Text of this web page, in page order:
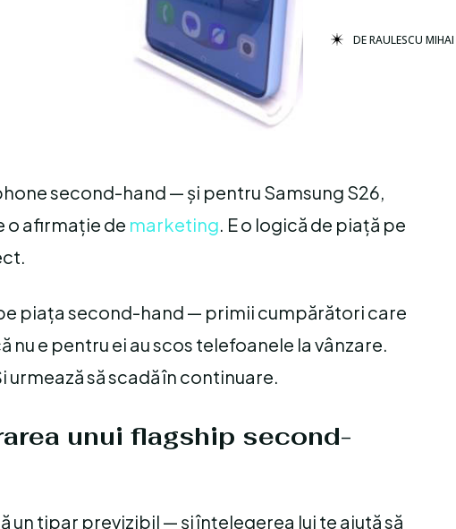
DERAULESCU MIHAI
second-hand — și pentru Samsung S26,
o afirmație de marketing. E o logică de piață pe
piața second-hand — primii cumpărători care
e pentru ei au scos telefoanele la vânzare.
să scadă în continuare.
unui flagship second-
tipar previzibil — și înțelegerea lui te ajută să